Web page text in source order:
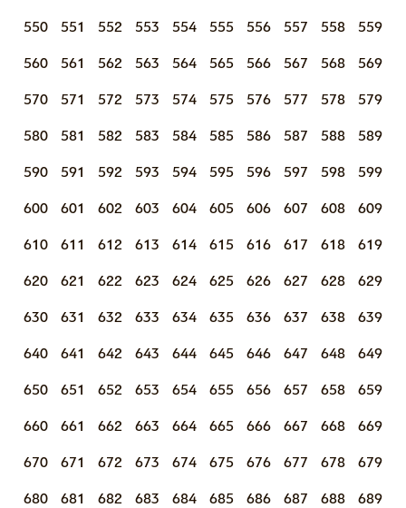
550 551 552 553 554 555 556 557 558 559
560 561 562 563 564 565 566 567 568 569
570 571 572 573 574 575 576 577 578 579
580 581 582 583 584 585 586 587 588 589
590 591 592 593 594 595 596 597 598 599
600 601 602 603 604 605 606 607 608 609
610 611 612 613 614 615 616 617 618 619
620 621 622 623 624 625 626 627 628 629
630 631 632 633 634 635 636 637 638 639
640 641 642 643 644 645 646 647 648 649
650 651 652 653 654 655 656 657 658 659
660 661 662 663 664 665 666 667 668 669
670 671 672 673 674 675 676 677 678 679
680 681 682 683 684 685 686 687 688 689